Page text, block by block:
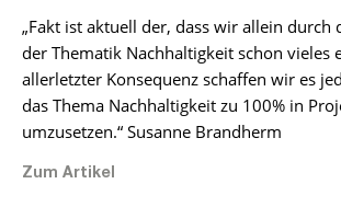
„Fakt ist aktuell der, dass wir allein durch
der Thematik Nachhaltigkeit schon vieles
allerletzter Konsequenz schaffen wir es
das Thema Nachhaltigkeit zu 100% in
umzusetzen.“ Susanne Brandherm
Zum Artikel